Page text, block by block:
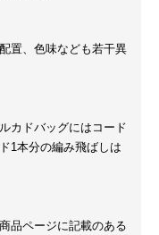
置、色味なども若干異
カドバッグにはコード
1本分の編み飛ばしは
品ページに記載のある